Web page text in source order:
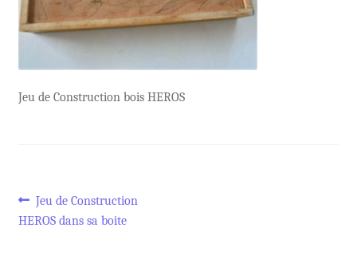
Jeu de Construction bois HEROS
Navigation
Article
précédent :
Jeu de Construction
HEROS dans sa boite